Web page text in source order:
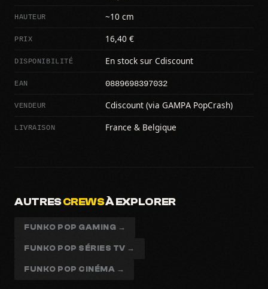
HAUTEUR ~10 cm
PRIX 16,40 €
DISPONIBILITÉ En stock sur Cdiscount
EAN 0889698397032
VENDEUR Cdiscount (via GAMPA PopCrash)
LIVRAISON France & Belgique
AUTRESCREWSÀ EXPLORER
FUNKO POP GAMING →
FUNKO POP SÉRIES TV →
FUNKO POP CINÉMA →